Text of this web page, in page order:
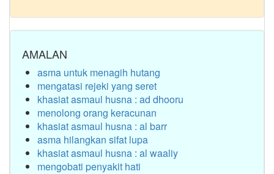
AMALAN
asma untuk menagih hutang
mengatasi rejeki yang seret
khasiat asmaul husna : ad dhooru
menolong orang keracunan
khasiat asmaul husna : al barr
asma hilangkan sifat lupa
khasiat asmaul husna : al waaliy
mengobati penyakit hati